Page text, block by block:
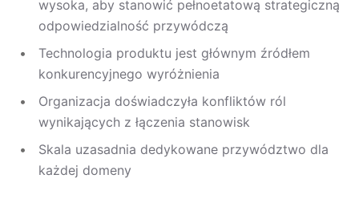
wysoka, aby stanowić pełnoetatową strategiczną
odpowiedzialność przywódczą
Technologia produktu jest głównym źródłem
konkurencyjnego wyróżnienia
Organizacja doświadczyła konfliktów ról
wynikających z łączenia stanowisk
Skala uzasadnia dedykowane przywództwo dla
każdej domeny